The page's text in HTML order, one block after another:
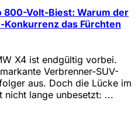
800-Volt-Biest: Warum der
Konkurrenz das Fürchten
X4 ist endgültig vorbei.
Verbrenner-SUV-
aus. Doch die Lücke im
lange unbesetzt: ...